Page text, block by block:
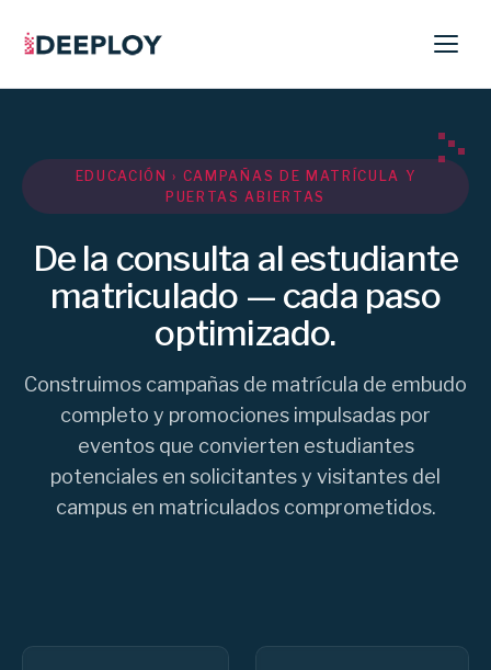
EDUCACIÓN › CAMPAÑAS DE MATRÍCULA Y
PUERTAS ABIERTAS
De la consulta al estudiante
matriculado — cada paso
optimizado.
Construimos campañas de matrícula de embudo
completo y promociones impulsadas por
eventos que convierten estudiantes
potenciales en solicitantes y visitantes del
campus en matriculados comprometidos.